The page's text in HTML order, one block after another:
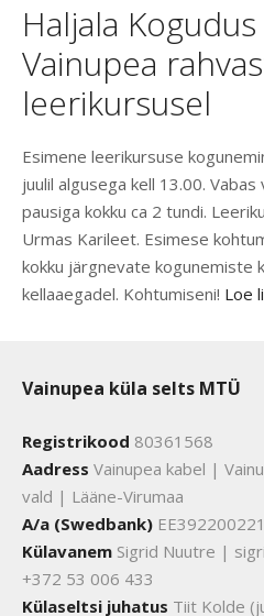
Haljala
Vainupea
leerikursusel
Esimene leerikursuse
juulil algusega kell 13.00.
pausiga kokku ca 2 tundi.
Urmas Karileet. Esimese
kokku järgnevate kogunemiste
kellaaegadel. Kohtumiseni! Loe
Vainupea küla selts MTÜ
Registrikood 80361568
Aadress Vainupea kabel |
vald | Lääne-Virumaa
A/a (Swedbank)
Külavanem Sigrid Nuutre |
+372 53 006 433
Külaseltsi juhatus Tiit Kolde